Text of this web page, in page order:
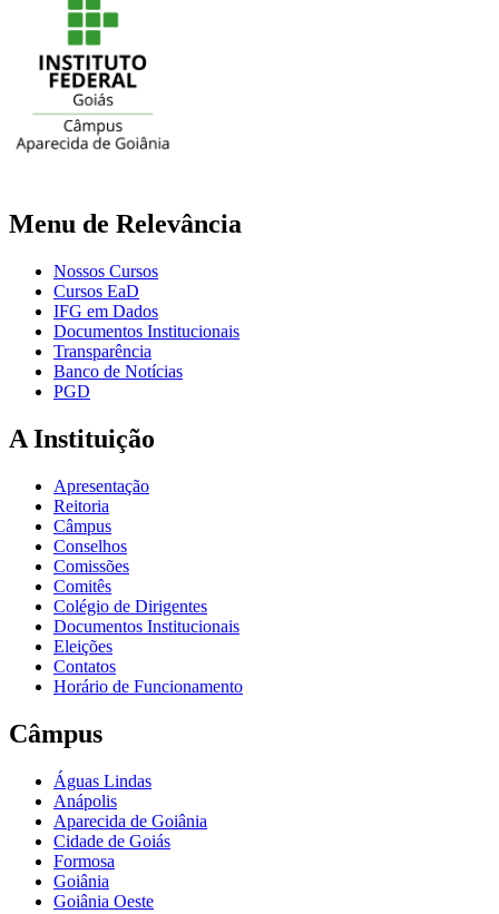
Menu de Relevância
Nossos Cursos
Cursos EaD
IFG em Dados
Documentos Institucionais
Transparência
Banco de Notícias
PGD
A Instituição
Apresentação
Reitoria
Câmpus
Conselhos
Comissões
Comitês
Colégio de Dirigentes
Documentos Institucionais
Eleições
Contatos
Horário de Funcionamento
Câmpus
Águas Lindas
Anápolis
Aparecida de Goiânia
Cidade de Goiás
Formosa
Goiânia
Goiânia Oeste